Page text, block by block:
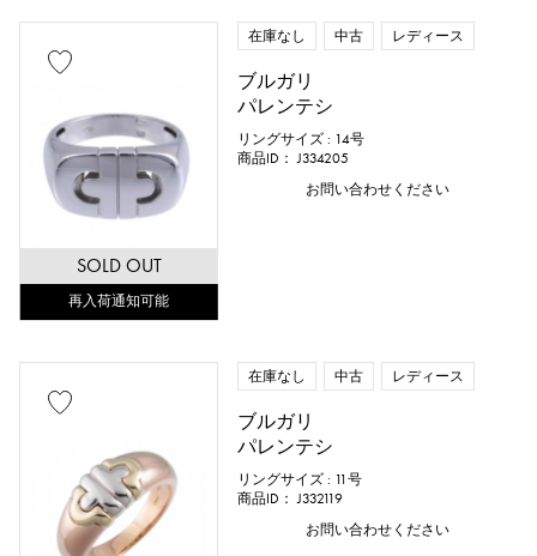
SOLD OUT
再入荷通知可能
在庫なし 中古 レディース
ブルガリ
パレンテシ
リングサイズ : 14号
商品ID： J334205
お問い合わせください
在庫なし 中古 レディース
ブルガリ
パレンテシ
リングサイズ : 11号
商品ID： J332119
お問い合わせください